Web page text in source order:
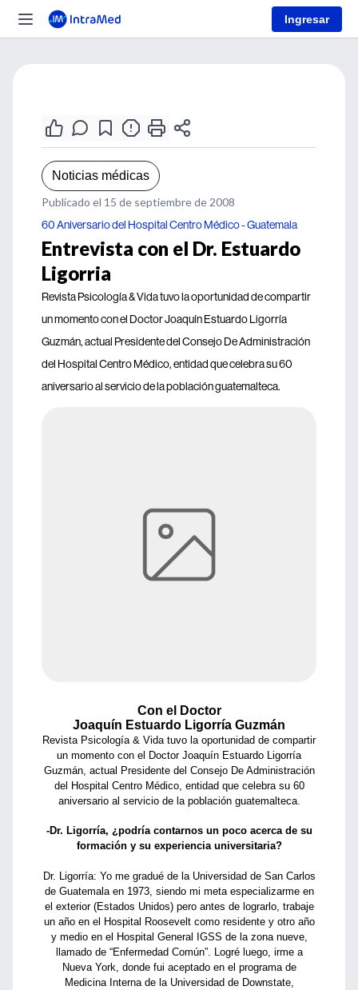
Ingresar
Noticias médicas
Publicado el 15 de septiembre de 2008
60 Aniversario del Hospital Centro Médico - Guatemala
Entrevista con el Dr. Estuardo
Ligorria
Revista Psicología & Vida tuvo la oportunidad de compartir
un momento con el Doctor Joaquín Estuardo Ligorría
Guzmán, actual Presidente del Consejo De Administración
del Hospital Centro Médico, entidad que celebra su 60
aniversario al servicio de la población guatemalteca.
Con el Doctor
Joaquín Estuardo Ligorría Guzmán
Revista Psicología & Vida tuvo la oportunidad de compartir
un momento con el Doctor Joaquín Estuardo Ligorría
Guzmán, actual Presidente del Consejo De Administración
del Hospital Centro Médico, entidad que celebra su 60
aniversario al servicio de la población guatemalteca.
-Dr. Ligorría, ¿podría contarnos un poco acerca de su
formación y su experiencia universitaria?
Dr. Ligorría: Yo me gradué de la Universidad de San Carlos
de Guatemala en 1973, siendo mi meta especializarme en
el exterior (Estados Unidos) pero antes de lograrlo, trabaje
un año en el Hospital Roosevelt como residente y otro año
y medio en el Hospital General IGSS de la zona nueve,
llamado de “Enfermedad Común”. Logré luego, irme a
Nueva York, donde fui aceptado en el programa de
Medicina Interna de la Universidad de Downstate,